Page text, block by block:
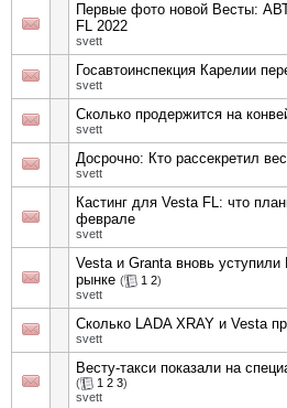
Первые фото новой Весты:
FL 2022
svett
Госавтоинспекция Карелии
svett
Сколько продержится на
svett
Досрочно: Кто рассекретил
svett
Кастинг для Vesta FL: что
феврале
svett
Vesta и Granta вновь
рынке ( 1 2)
svett
Сколько LADA XRAY и Vesta
svett
Весту-такси показали на
( 1 2 3)
svett